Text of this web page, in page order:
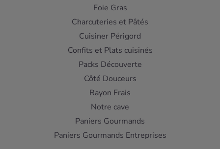
Foie Gras
Charcuteries et Pâtés
Cuisiner Périgord
Confits et Plats cuisinés
Packs Découverte
Côté Douceurs
Rayon Frais
Notre cave
Paniers Gourmands
Paniers Gourmands Entreprises